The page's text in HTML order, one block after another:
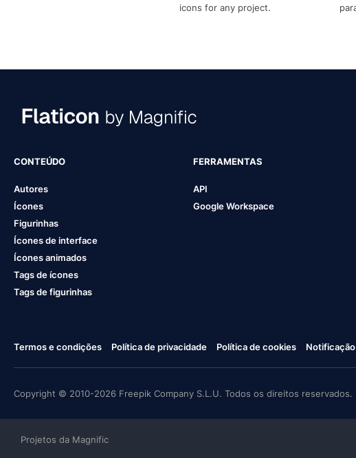
icons for any project.
CONTEÚDO
Autores
Ícones
Figurinhas
Ícones de interface
Ícones animados
Tags de ícones
Tags de figurinhas
FERRAMENTAS
API
Google Workspace
Termos e condições Política de privacidade Política de cookies
Copyright © 2010-2026 Freepik Company S.L.U. Todos os direitos reservados.
Projetos da Magnific